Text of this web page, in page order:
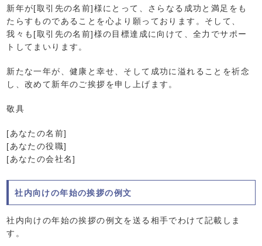
新年が[取引先の名前]様にとって、さらなる成功と満足をも
たらすものであることを心より願っております。そして、
我々も[取引先の名前]様の目標達成に向けて、全力でサポー
トしてまいります。
新たな一年が、健康と幸せ、そして成功に溢れることを祈念
し、改めて新年のご挨拶を申し上げます。
敬具
[あなたの名前]
[あなたの役職]
[あなたの会社名]
社内向けの年始の挨拶の例文
社内向けの年始の挨拶の例文を送る相手でわけて記載しま
す。